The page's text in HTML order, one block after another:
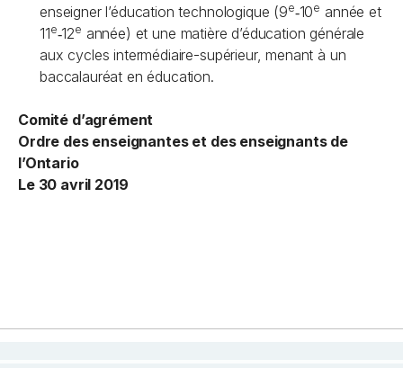
enseigner l’éducation technologique (9e‑10e année et
11e‑12e année) et une matière d’éducation générale
aux cycles intermédiaire-supérieur, menant à un
baccalauréat en éducation.
Comité d’agrément
Ordre des enseignantes et des enseignants de
l’Ontario
Le 30 avril 2019